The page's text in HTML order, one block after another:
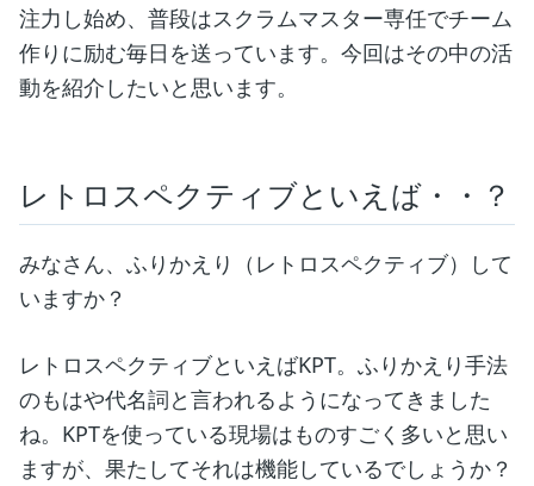
注力し始め、普段はスクラムマスター専任でチーム
作りに励む毎日を送っています。今回はその中の活
動を紹介したいと思います。
レトロスペクティブといえば・・？
みなさん、ふりかえり（レトロスペクティブ）して
いますか？
レトロスペクティブといえばKPT。ふりかえり手法
のもはや代名詞と言われるようになってきました
ね。KPTを使っている現場はものすごく多いと思い
ますが、果たしてそれは機能しているでしょうか？